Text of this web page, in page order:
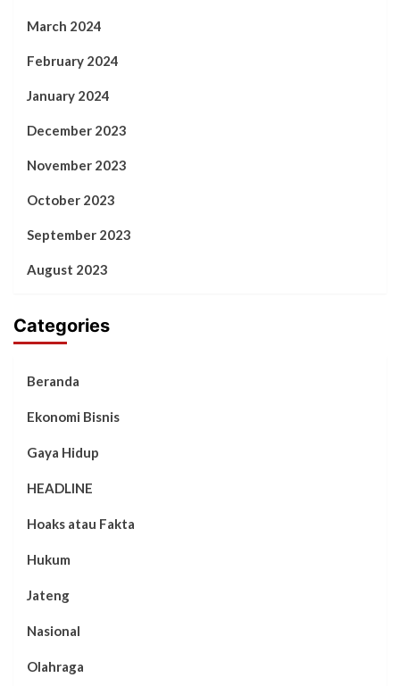
March 2024
February 2024
January 2024
December 2023
November 2023
October 2023
September 2023
August 2023
Categories
Beranda
Ekonomi Bisnis
Gaya Hidup
HEADLINE
Hoaks atau Fakta
Hukum
Jateng
Nasional
Olahraga